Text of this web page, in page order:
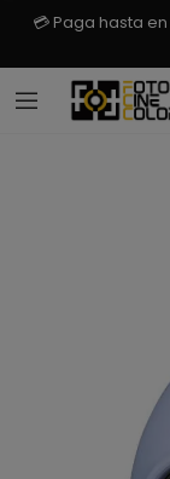
💳 Paga hasta en